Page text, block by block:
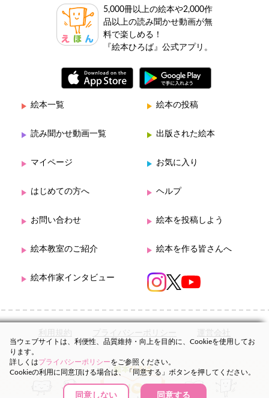
5,000冊以上の絵本や2,000作
品以上の読み聞かせ動画が無
料で楽しめる！
『絵本ひろば』公式アプリ。
絵本一覧 絵本の投稿
読み聞かせ動画一覧 出版された絵本
マイページ お気に入り
はじめての方へ ヘルプ
お問い合わせ 絵本を投稿しよう
絵本教室のご紹介 絵本を作る皆さんへ
絵本作家インタビュー
利用規約 プライバシーポリシー 運営会社
当ウェブサイトは、利便性、品質維持・向上を目的に、Cookieを使用してお
ります。
詳しくはプライバシーポリシーをご参照ください。
Cookieの利用に同意頂ける場合は、「同意する」ボタンを押してください。
同意しない 同意する